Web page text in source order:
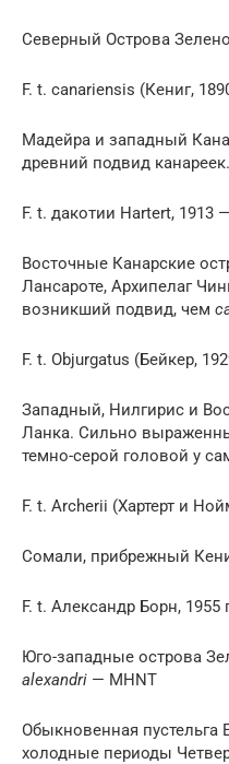
Северный Острова
F. t. canariensis (Кениг,
Мадейра и западный
древний подвид канареек.
F. t. дакотии Hartert, 1913
Восточные Канарские
Лансароте, Архипелаг
возникший подвид, чем
F. t. Objurgatus (Бейкер,
Западный, Нилгирис и
Ланка. Сильно
темно-серой головой у
F. t. Archerii (Хартерт и
Сомали, прибрежный
F. t. Александр Борн, 1955
Юго-западные острова
alexandri — MHNT
Обыкновенная
холодные периоды